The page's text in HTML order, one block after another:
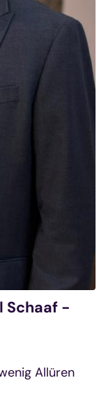
Schaaf -
Allüren